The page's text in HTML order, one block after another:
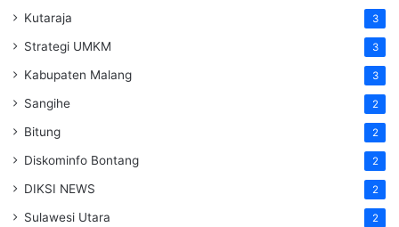
Kutaraja 3
Strategi UMKM 3
Kabupaten Malang 3
Sangihe 2
Bitung 2
Diskominfo Bontang 2
DIKSI NEWS 2
Sulawesi Utara 2